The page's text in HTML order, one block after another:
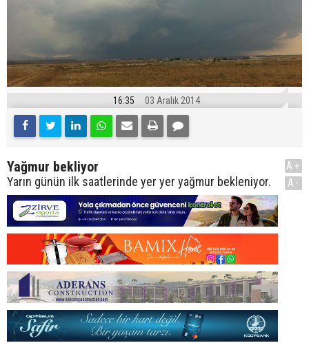
16:35 03 Aralık 2014
Yağmur bekliyor
Yarın günün ilk saatlerinde yer yer yağmur bekleniyor.
A+
A-